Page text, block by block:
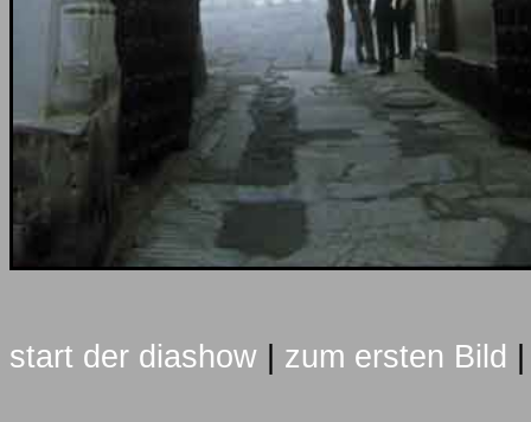
start der diashow zum ersten Bild